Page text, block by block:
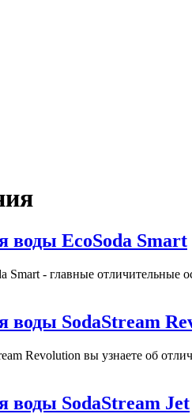
воды EcoSoda Smart
Smart - главные
воды SodaStream
Revolution вы узнаете об
воды SodaStream Jet